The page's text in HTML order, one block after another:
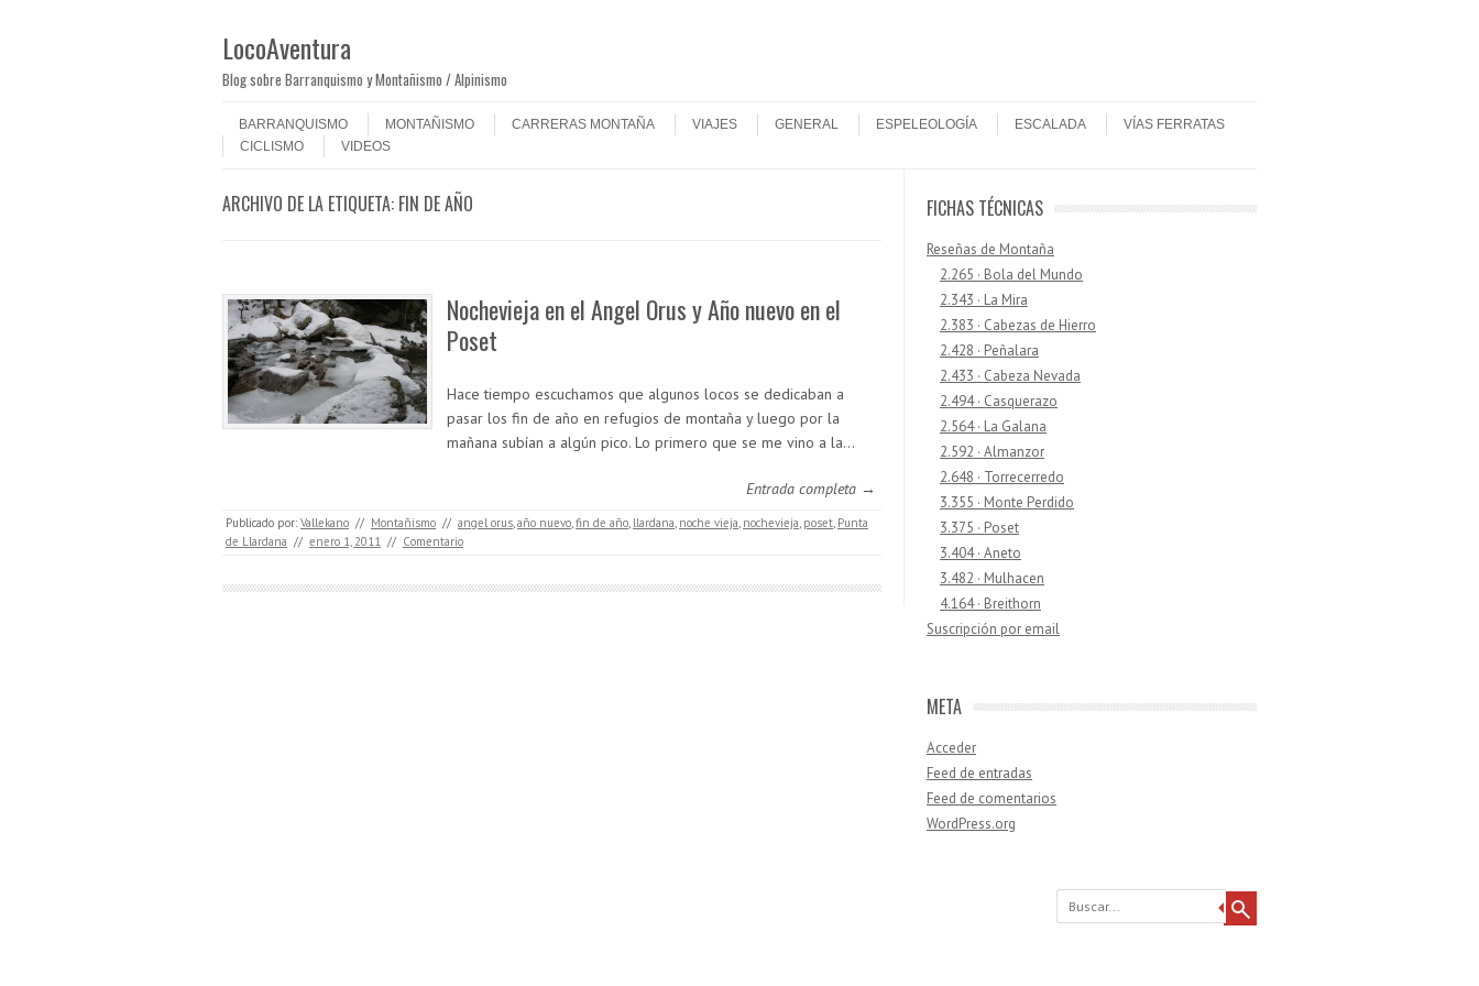
LocoAventura
Blog sobre Barranquismo y Montañismo / Alpinismo
Menú
BARRANQUISMO
MONTAÑISMO CARRERAS MONTAÑA VIAJES GENERAL ESPELEOLOGÍA ESCALADA
VÍAS FERRATAS
CICLISMO
VIDEOS
ARCHIVO DE LA ETIQUETA: FIN DE AÑO
Nochevieja en el Angel Orus y Año nuevo en el
Poset
Hace tiempo escuchamos que algunos locos se dedicaban a
pasar los fin de año en refugios de montaña y luego por la
mañana subían a algún pico. Lo primero que se me vino a la…
Entrada completa →
Publicado por: Vallekano // Montañismo // angel orus,año nuevo,fin de año, llardana, noche vieja, nochevieja, poset, Punta
de Llardana // enero 1, 2011 // Comentario
FICHAS TÉCNICAS
Reseñas de Montaña
2.265 · Bola del Mundo
2.343 · La Mira
2.383 · Cabezas de Hierro
2.428 · Peñalara
2.433 · Cabeza Nevada
2.494 · Casquerazo
2.564 · La Galana
2.592 · Almanzor
2.648 · Torrecerredo
3.355 · Monte Perdido
3.375 · Poset
3.404 · Aneto
3.482 · Mulhacen
4.164 · Breithorn
Suscripción por email
META
Acceder
Feed de entradas
Feed de comentarios
WordPress.org